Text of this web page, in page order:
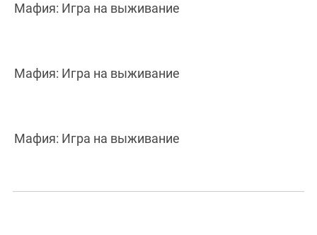
Мафия: Игра на выживание
Мафия: Игра на выживание
Мафия: Игра на выживание